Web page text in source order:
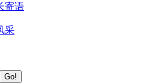
寄语
采
Go!